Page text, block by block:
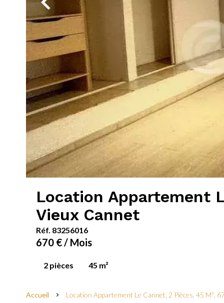
Location Appartement
Vieux Cannet
Réf. 83256016
670 € / Mois
2 pièces 45 m²
Accueil Location Appartement Le Cannet, 2 Pièces, 45 M²,